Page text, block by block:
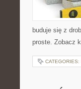
buduje się z
proste. Zobacz
CATEGORIES: